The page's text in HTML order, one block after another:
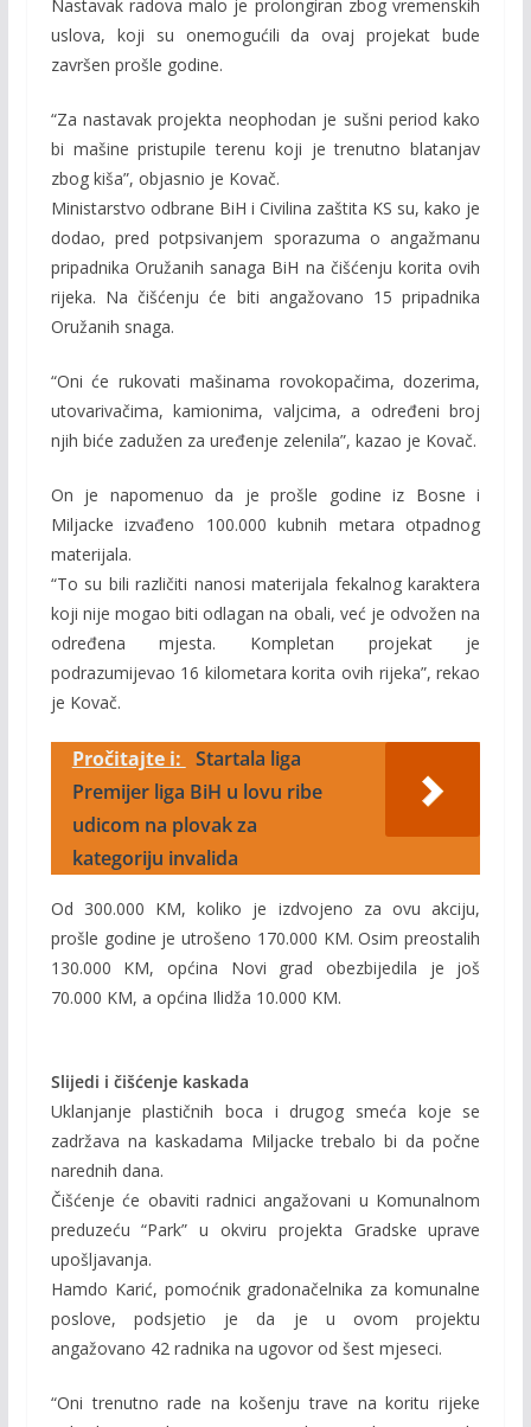
Nastavak radova malo je prolongiran zbog vremenskih
uslova, koji su onemogućili da ovaj projekat bude
završen prošle godine.
“Za nastavak projekta neophodan je sušni period kako
bi mašine pristupile terenu koji je trenutno blatanjav
zbog kiša”, objasnio je Kovač.
Ministarstvo odbrane BiH i Civilina zaštita KS su, kako je
dodao, pred potpsivanjem sporazuma o angažmanu
pripadnika Oružanih sanaga BiH na čišćenju korita ovih
rijeka. Na čišćenju će biti angažovano 15 pripadnika
Oružanih snaga.
“Oni će rukovati mašinama rovokopačima, dozerima,
utovarivačima, kamionima, valjcima, a određeni broj
njih biće zadužen za uređenje zelenila”, kazao je Kovač.
On je napomenuo da je prošle godine iz Bosne i
Miljacke izvađeno 100.000 kubnih metara otpadnog
materijala.
“To su bili različiti nanosi materijala fekalnog karaktera
koji nije mogao biti odlagan na obali, već je odvožen na
određena mjesta. Kompletan projekat je
podrazumijevao 16 kilometara korita ovih rijeka”, rekao
je Kovač.
Pročitajte i: Startala liga
Premijer liga BiH u lovu ribe
udicom na plovak za
kategoriju invalida
Od 300.000 KM, koliko je izdvojeno za ovu akciju,
prošle godine je utrošeno 170.000 KM. Osim preostalih
130.000 KM, općina Novi grad obezbijedila je još
70.000 KM, a općina Ilidža 10.000 KM.
Slijedi i čišćenje kaskada
Uklanjanje plastičnih boca i drugog smeća koje se
zadržava na kaskadama Miljacke trebalo bi da počne
narednih dana.
Čišćenje će obaviti radnici angažovani u Komunalnom
preduzeću “Park” u okviru projekta Gradske uprave
upošljavanja.
Hamdo Karić, pomoćnik gradonačelnika za komunalne
poslove, podsjetio je da je u ovom projektu
angažovano 42 radnika na ugovor od šest mjeseci.
“Oni trenutno rade na košenju trave na koritu rijeke